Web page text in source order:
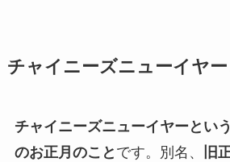
チャイニーズニューイヤー
チャイニーズニューイヤーとい
のお正月のこと です。別名、 旧